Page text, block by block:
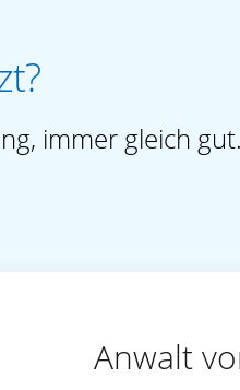
immer gleich gut.
Anwalt